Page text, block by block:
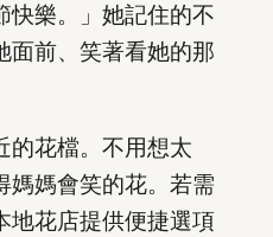
快樂。」她記住的不
面前、笑著看她的那
的花檔。不用想太
媽媽會笑的花。若需
地花店提供便捷選項